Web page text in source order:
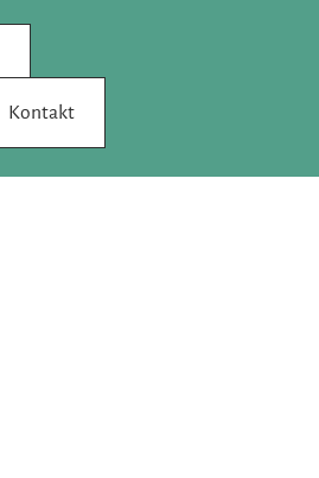
Kontakt